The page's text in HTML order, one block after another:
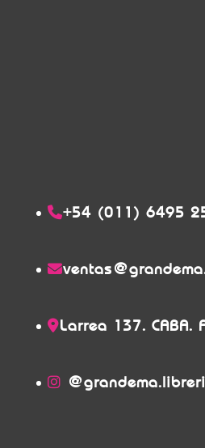
+54 (011) 6495
Larrea 137. CABA.